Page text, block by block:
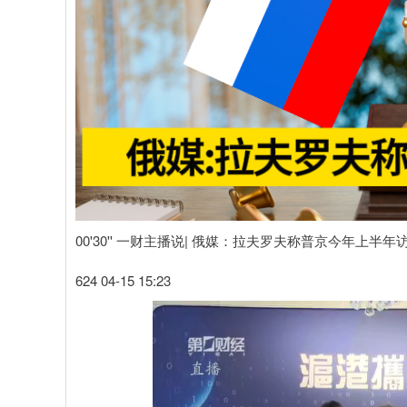
00'30'' 一财主播说| 俄媒：拉夫罗夫称普京今年上半年
624 04-15 15:23